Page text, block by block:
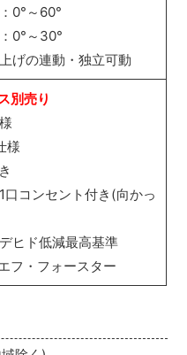
0°～60°
0°～30°
げの連動・独立可動
別売り
様
口コンセント付き(向かっ
ヒド低減最高基準
・フォースター